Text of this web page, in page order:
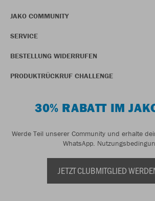
JAKO COMMUNITY
SERVICE
BESTELLUNG WIDERRUFEN
PRODUKTRÜCKRUF CHALLENGE
30% RABATT IM
Werde Teil unserer Community und erhalte
WhatsApp.
JETZT CLUBMITGLIED